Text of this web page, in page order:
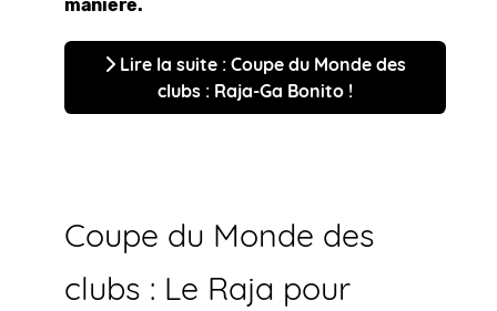
manière.
Lire la suite : Coupe du Monde des
clubs : Raja-Ga Bonito !
Coupe du Monde des
clubs : Le Raja pour